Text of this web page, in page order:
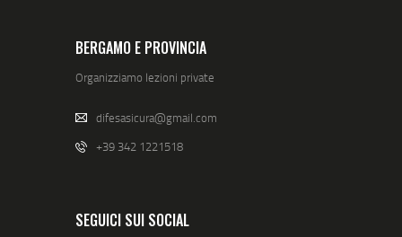
BERGAMO E PROVINCIA
Organizziamo lezioni private
difesasicura@gmail.com
+39 342 1221518
SEGUICI SUI SOCIAL